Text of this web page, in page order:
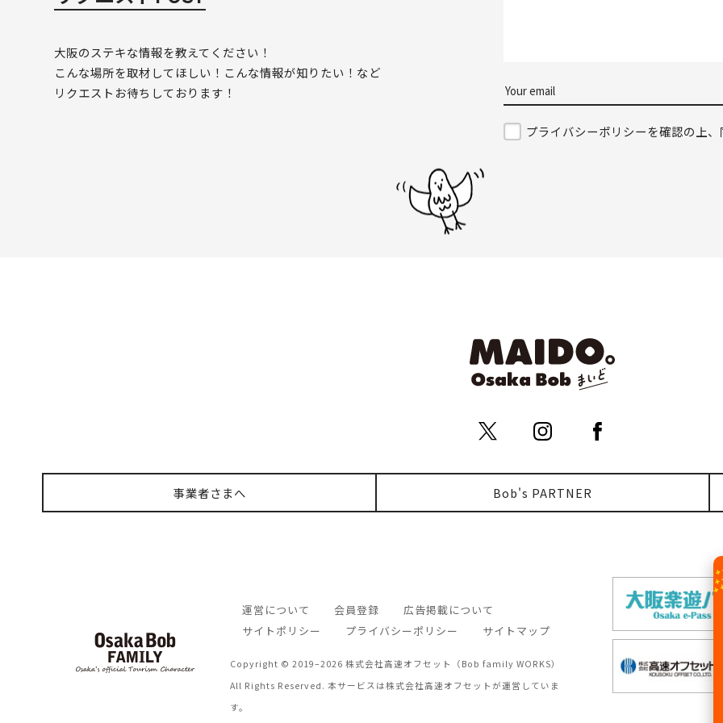
大阪のステキな情報を教えてください！
こんな場所を取材してほしい！こんな情報が知りたい！など
リクエストお待ちしております！
プライバシーポリシーを確認の上
事業者さまへ Bob's PARTNER
運営について 会員登録
広告掲載について
サイトポリシー
プライバシーポリシー サイトマップ
Copyright © 2019–2026 株式会社高速オフセット（Bob family WORKS）
All Rights Reserved. 本サービスは株式会社高速オフセットが運営していま
す。